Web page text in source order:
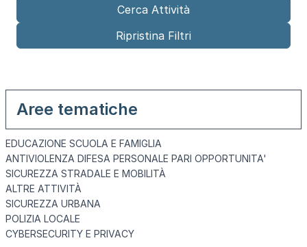
Aree tematiche
EDUCAZIONE SCUOLA E FAMIGLIA
ANTIVIOLENZA DIFESA PERSONALE PARI OPPORTUNITA'
SICUREZZA STRADALE E MOBILITÀ
ALTRE ATTIVITÀ
SICUREZZA URBANA
POLIZIA LOCALE
CYBERSECURITY E PRIVACY